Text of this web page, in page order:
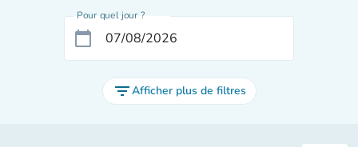
Pour quel jour ?
calendar_today
filter_listAfficher plus de filtres